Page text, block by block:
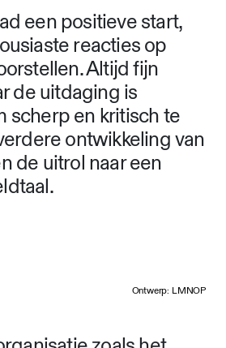
een positieve start,
reacties op
Altijd fijn
de uitdaging is
scherp en kritisch te
ontwikkeling van
de uitrol naar een